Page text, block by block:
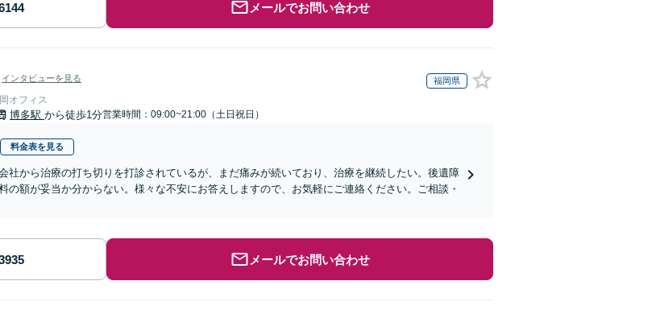
メールでお問い合わせ
インタビューを見る 福岡県
オフィス
博多駅 から徒歩1分営業時間：09:00~21:00（土日祝日）
料金表を見る
社から治療の打ち切りを打診されているが、まだ痛みが続いており、治療を継続したい。後遺障
の額が妥当か分からない。様々な不安にお答えしますので、お気軽にご連絡ください。ご相談・
メールでお問い合わせ